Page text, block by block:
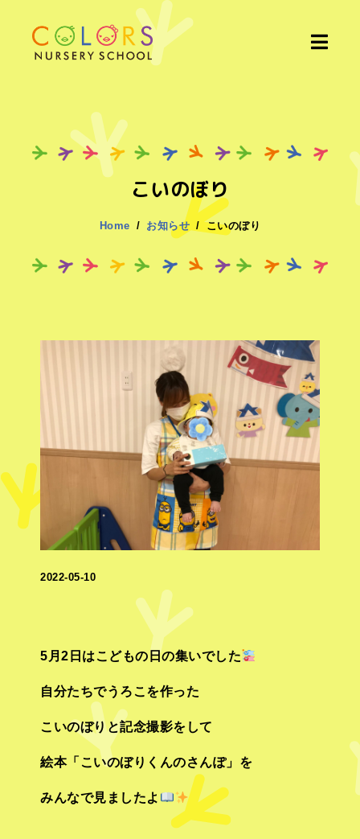
こいのぼり
Home お知らせ こいのぼり
2022-05-10
5月2日はこどもの日の集いでした
自分たちでうろこを作った
こいのぼりと記念撮影をして
絵本「こいのぼりくんのさんぽ」を
みんなで見ましたよ